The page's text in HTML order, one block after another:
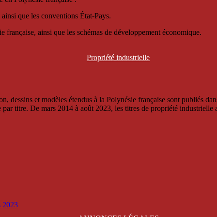
que les conventions État-Pays.
française, ainsi que les schémas de développement économique.
Propriété industrielle
dessins et modèles étendus à la Polynésie française sont publiés
titre. De mars 2014 à août 2023, les titres de propriété
2023